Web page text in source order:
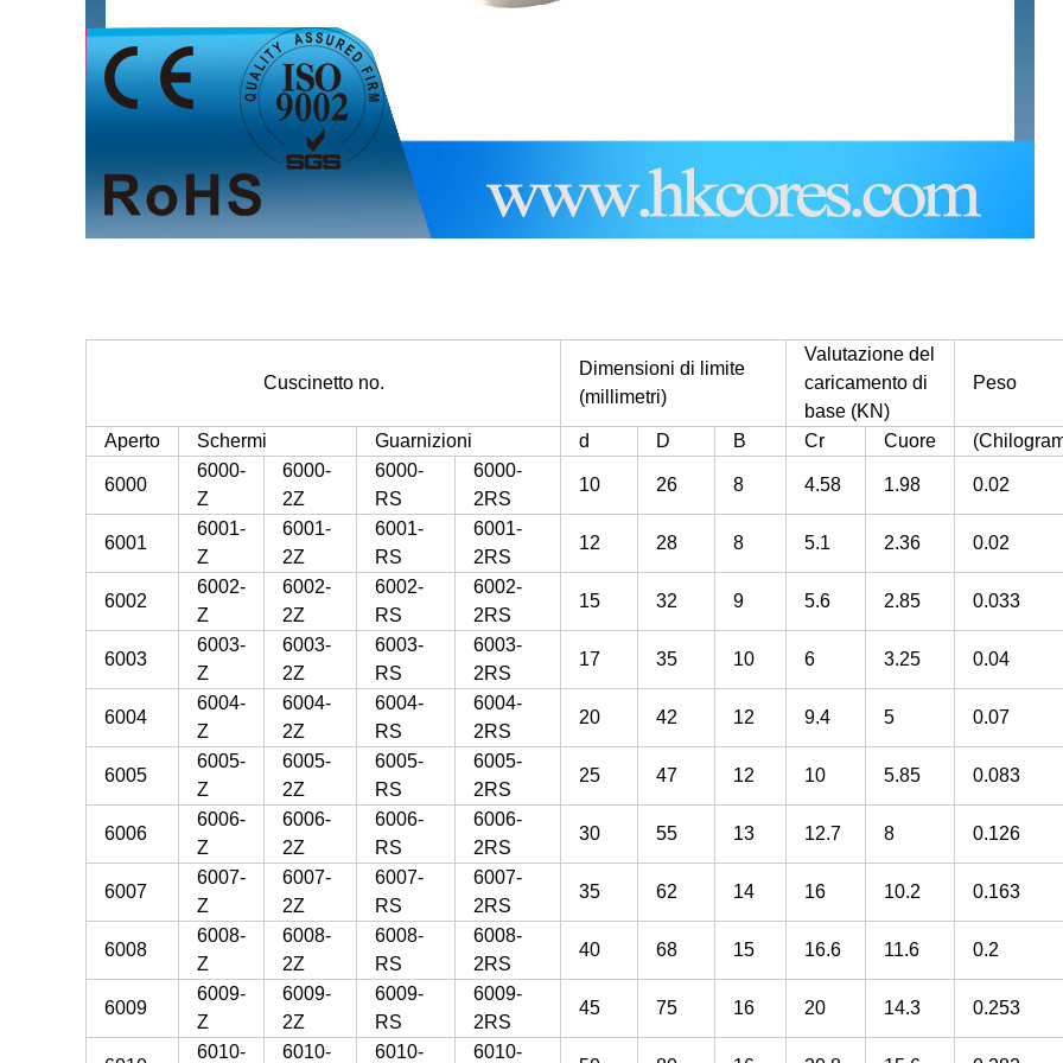
Cuscinetto no.
Dimensioni di limite
(millimetri)
Valutazione del
caricamento di
base (KN)
Peso
Aperto Schermi Guarnizioni d D B Cr Cuore
6000
6000-
Z
6000-
2Z
6000-
RS
6000-
2RS
10 26 8 4.58 1.98 0.02
6001
6001-
Z
6001-
2Z
6001-
RS
6001-
2RS
12 28 8 5.1 2.36 0.02
6002
6002-
Z
6002-
2Z
6002-
RS
6002-
2RS
15 32 9 5.6 2.85 0.033
6003
6003-
Z
6003-
2Z
6003-
RS
6003-
2RS
17 35 10 6 3.25 0.04
6004
6004-
Z
6004-
2Z
6004-
RS
6004-
2RS
20 42 12 9.4 5 0.07
6005
6005-
Z
6005-
2Z
6005-
RS
6005-
2RS
25 47 12 10 5.85 0.083
6006
6006-
Z
6006-
2Z
6006-
RS
6006-
2RS
30 55 13 12.7 8 0.126
6007
6007-
Z
6007-
2Z
6007-
RS
6007-
2RS
35 62 14 16 10.2 0.163
6008
6008-
Z
6008-
2Z
6008-
RS
6008-
2RS
40 68 15 16.6 11.6 0.2
6009
6009-
Z
6009-
2Z
6009-
RS
6009-
2RS
45 75 16 20 14.3 0.253
6010- 6010- 6010- 6010-